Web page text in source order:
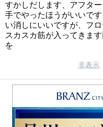
すかしだします、アフタ
手でやったほうがいいで
い消しにいいですが、フ
スカスカ筋が入ってきま
を
非表示